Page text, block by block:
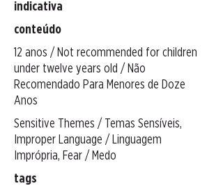
indicativa
conteúdo
12 anos / Not recommended for children
under twelve years old / Não
Recomendado Para Menores de Doze
Anos
Sensitive Themes / Temas Sensíveis,
Improper Language / Linguagem
Imprópria, Fear / Medo
tags